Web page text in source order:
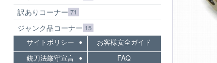
訳ありコーナー 71
ジャンク品コーナー 15
サイトポリシー
お客様安全ガイド
銃刀法厳守宣言
FAQ